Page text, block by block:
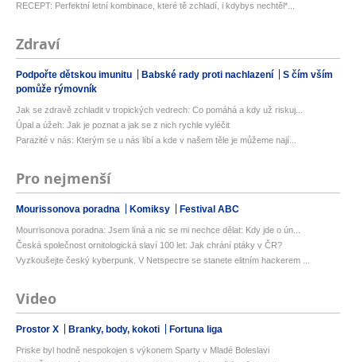
RECEPT: Perfektní letní kombinace, které tě zchladí, i kdybys nechtěl*...
Zdraví
Podpořte dětskou imunitu Babské rady proti nachlazení
S čím vším
pomůže rýmovník
Jak se zdravě zchladit v tropických vedrech: Co pomáhá a kdy už riskuj...
Úpal a úžeh: Jak je poznat a jak se z nich rychle vyléčit
Parazité v nás: Kterým se u nás líbí a kde v našem těle je můžeme nají...
Pro nejmenší
Mourissonova poradna Komiksy Festival ABC
Mourrisonova poradna: Jsem líná a nic se mi nechce dělat: Kdy jde o ún...
Česká společnost ornitologická slaví 100 let: Jak chrání ptáky v ČR?
Vyzkoušejte český kyberpunk. V Netspectre se stanete elitním hackerem ...
Video
Prostor X Branky, body, kokoti Fortuna liga
Priske byl hodně nespokojen s výkonem Sparty v Mladé Boleslavi